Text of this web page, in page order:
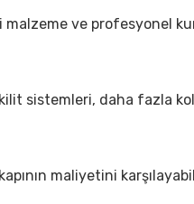
ve profesyonel
sistemleri, daha fazla
maliyetini